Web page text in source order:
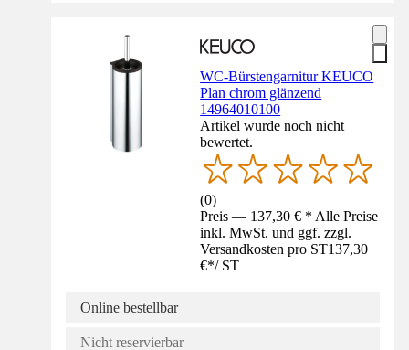
WC-Bürstengarnitur KEUCO
Plan chrom glänzend
14964010100
Artikel wurde noch nicht
bewertet.
(0)
Preis — 137,30 € * Alle Preise
inkl. MwSt. und ggf. zzgl.
Versandkosten pro ST137,30
€*/ ST
Online bestellbar
Nicht reservierbar